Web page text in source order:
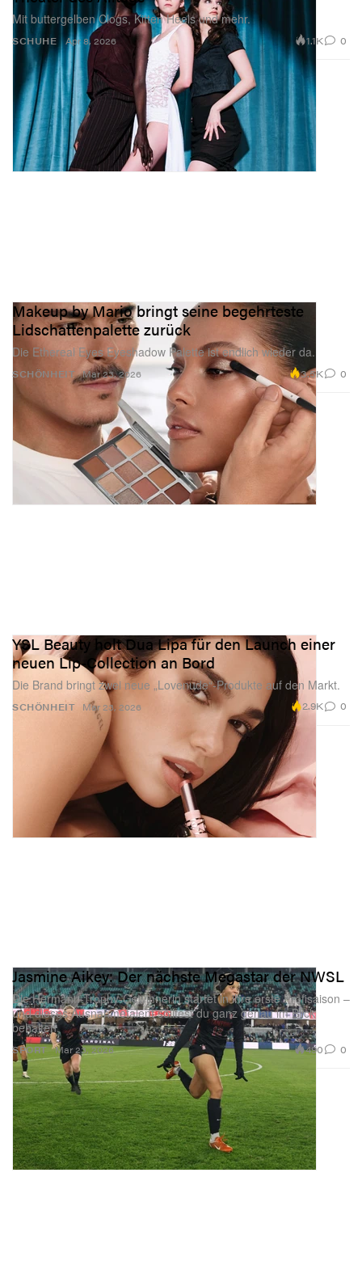
SCHUHE
Mit buttergelben Clogs, Kitten Heels und mehr.
Apr 8, 2026 1.1K 0
SCHÖNHEIT
Makeup by Mario bringt seine begehrteste
Lidschattenpalette zurück
Die Ethereal Eyes Eyeshadow Palette ist endlich wieder da.
Mar 23, 2026 3.5K 0
SCHÖNHEIT
YSL Beauty holt Dua Lipa für den Launch einer
neuen Lip-Collection an Bord
Die Brand bringt zwei neue „Lovenude“-Produkte auf den Markt.
Mar 23, 2026 2.9K 0
SPORT
Jasmine Aikey: Der nächste Megastar der NWSL
Die Hermann-Trophy-Gewinnerin startet in ihre erste Profisaison –
und dieses Ausnahmetalent solltest du ganz genau im Blick
behalten.
Mar 23, 2026 490 0